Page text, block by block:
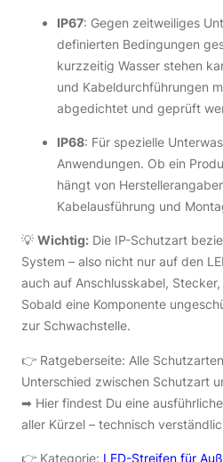
IP67: Gegen zeitweiliges
definierten Bedingungen
kurzzeitig Wasser stehen
und Kabeldurchführungen
abgedichtet und geprüft
IP68: Für spezielle
Anwendungen. Ob ein
hängt von
Kabelausführung und
💡 Wichtig: Die IP-Schutzart
System – also nicht nur auf den
auch auf Anschlusskabel,
Sobald eine Komponente
zur Schwachstelle.
👉 Ratgeberseite: Alle
Unterschied zwischen Schutzart
➡︎ Hier findest Du eine
aller Kürzel – technisch
👉 Kategorie: LED-Streifen für